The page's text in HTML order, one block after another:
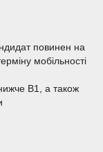
повинен на
мобільності
B1, а також